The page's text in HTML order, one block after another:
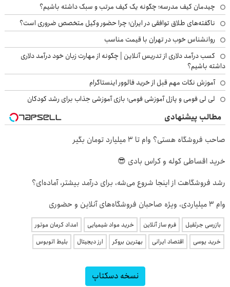
چیدمان کیف مدرسه؛ چگونه یک کیف مرتب و سبک داشته باشیم؟
ناگفته‌های طلاق توافقی در ایران؛ چرا حضور وکیل متخصص ضروری است؟
روانشناس خوب در تهران با قیمت مناسب
کسب درآمد دلاری از تدریس آنلاین | چگونه از مهارت زبان خود درآمد دلاری
داشته باشیم؟
آموزش نکات مهم قبل از خرید فالوور اینستاگرام
لی لی فومی و پازل آموزشی فومی؛ بازی آموزشی جذاب برای رشد کودکان
مطالب پیشنهادی
صاحب فروشگاه هستی؟ وام تا ۳ میلیارد تومان بگیر
خرید اقساطی کوله و کراس بادی 😎
رشد فروشگاهت از اینجا شروع می‌شه، برای درآمد بیشتر، آماده‌ای؟
وام ۳ میلیاردی، ویژه صاحبان فروشگاه‌های آنلاین و حضوری
بازرسی جرثقیل فرم ساز آنلاین خرید مواد شیمیایی
امداد کرمان موتور
خرید یوسی
اقتصاد ایرانی بهترین بروکر ارز دیجیتال بلیط اتوبوس
نسخه دسکتاپ